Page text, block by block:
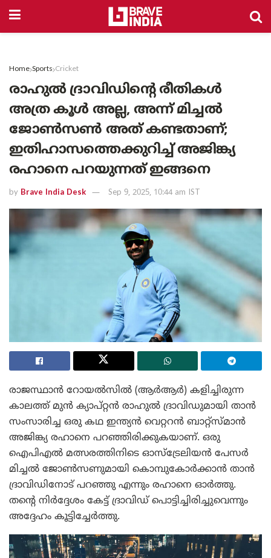
Home Sports Cricket
രാഹുൽ ദ്രാവിഡിന്റെ രീതികൾ
അത്ര കൂൾ അല്ല, അന്ന് മിച്ചൽ
ജോൺസൺ അത് കണ്ടതാണ്;
ഇതിഹാസത്തെക്കുറിച്ച് അജിങ്ക്യ
രഹാനെ പറയുന്നത് ഇങ്ങനെ
by Brave India Desk Sep 9, 2025, 10:44 am IST
രാജസ്ഥാൻ റോയൽസിൽ (ആർആർ) കളിച്ചിരുന്ന
കാലത്ത് മുൻ ക്യാപ്റ്റൻ രാഹുൽ ദ്രാവിഡുമായി താൻ
സംസാരിച്ച ഒരു കഥ ഇന്ത്യൻ വെറ്ററൻ ബാറ്റ്സ്മാൻ
അജിങ്ക്യ രഹാനെ പറഞ്ഞിരിക്കുകയാണ്. ഒരു
ഐപിഎൽ മത്സരത്തിനിടെ ഓസ്ട്രേലിയൻ പേസർ
മിച്ചൽ ജോൺസണുമായി കൊമ്പുകോർക്കാൻ താൻ
ദ്രാവിഡിനോട് പറഞ്ഞു എന്നും രഹാനെ ഓർത്തു.
തന്റെ നിർദ്ദേശം കേട്ട് ദ്രാവിഡ് പൊട്ടിച്ചിരിച്ചുവെന്നും
അദ്ദേഹം കൂട്ടിച്ചേർത്തു.